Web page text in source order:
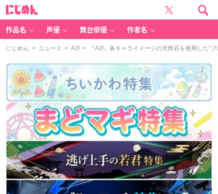
作品名 声優 舞台俳優 作者名
にじめん > ニュース > A3! > 『A3!』各キャライメージの天然石を使用した”